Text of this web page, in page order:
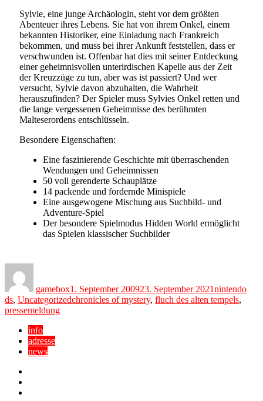
Sylvie, eine junge Archäologin, steht vor dem größten
Abenteuer ihres Lebens. Sie hat von ihrem Onkel, einem
bekannten Historiker, eine Einladung nach Frankreich
bekommen, und muss bei ihrer Ankunft feststellen, dass er
verschwunden ist. Offenbar hat dies mit seiner Entdeckung
einer geheimnisvollen unterirdischen Kapelle aus der Zeit
der Kreuzzüge zu tun, aber was ist passiert? Und wer
versucht, Sylvie davon abzuhalten, die Wahrheit
herauszufinden? Der Spieler muss Sylvies Onkel retten und
die lange vergessenen Geheimnisse des berühmten
Malteserordens entschlüsseln.
Besondere Eigenschaften:
Eine faszinierende Geschichte mit überraschenden
Wendungen und Geheimnissen
50 voll gerenderte Schauplätze
14 packende und fordernde Minispiele
Eine ausgewogene Mischung aus Suchbild- und
Adventure-Spiel
Der besondere Spielmodus Hidden World ermöglicht
das Spielen klassischer Suchbilder
gamebox1. September 200923. September 2021nintendo
ds, UncategorizedTags
chronicles of mystery, fluch des alten tempels,
pressemeldung
info
adresse
news